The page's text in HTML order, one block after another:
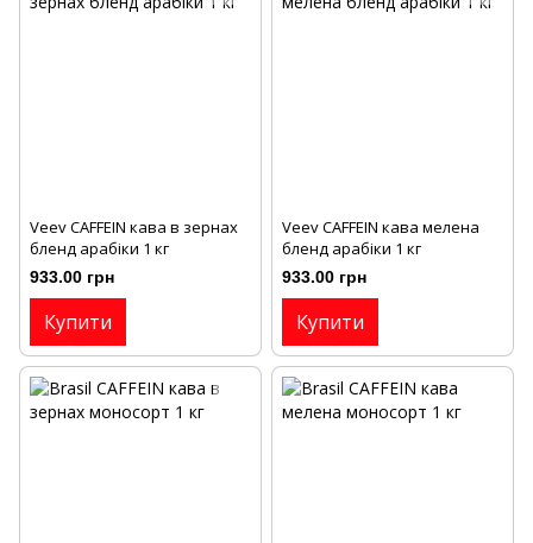
Veev CAFFEIN кава в зернах
бленд арабіки 1 кг
933.00 грн
Купити
Veev CAFFEIN кава мелена
бленд арабіки 1 кг
933.00 грн
Купити